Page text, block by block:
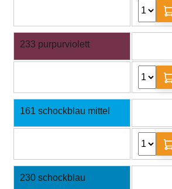
233 purpurviolett
161 schockblau mittel
230 schockblau